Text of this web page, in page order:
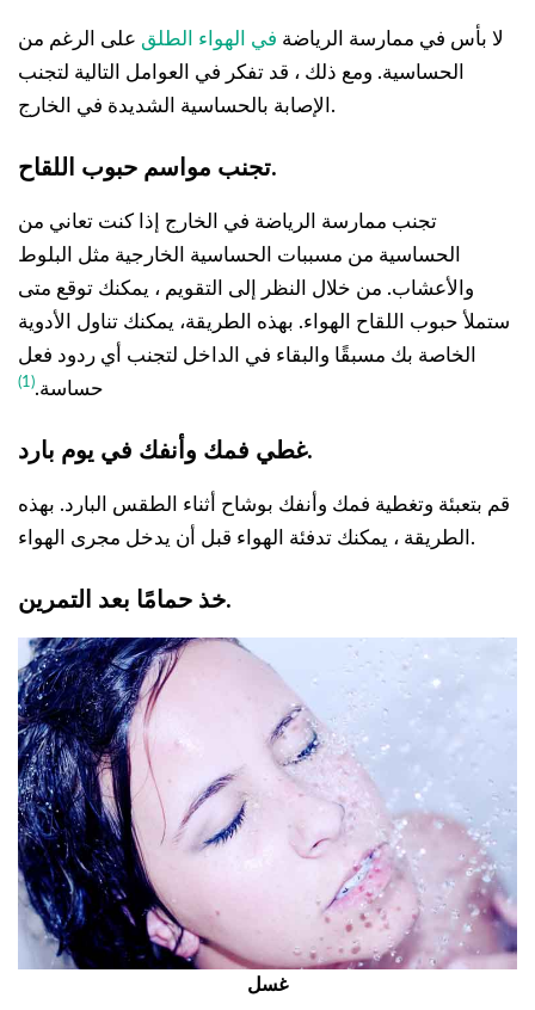
لا بأس في ممارسة الرياضة في الهواء الطلق على الرغم من
الحساسية. ومع ذلك ، قد تفكر في العوامل التالية لتجنب
الإصابة بالحساسية الشديدة في الخارج.
تجنب مواسم حبوب اللقاح.
تجنب ممارسة الرياضة في الخارج إذا كنت تعاني من
الحساسية من مسببات الحساسية الخارجية مثل البلوط
والأعشاب. من خلال النظر إلى التقويم ، يمكنك توقع متى
ستملأ حبوب اللقاح الهواء. بهذه الطريقة، يمكنك تناول الأدوية
الخاصة بك مسبقًا والبقاء في الداخل لتجنب أي ردود فعل
حساسة.(1)
غطي فمك وأنفك في يوم بارد.
قم بتعبئة وتغطية فمك وأنفك بوشاح أثناء الطقس البارد. بهذه
الطريقة ، يمكنك تدفئة الهواء قبل أن يدخل مجرى الهواء.
خذ حمامًا بعد التمرين.
غسل